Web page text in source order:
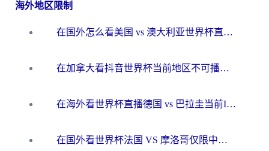
海外地区限制
在国外怎么看美国 vs 澳大利亚世界杯直播？海外党必藏的中文解说观赛指南
在加拿大看抖音世界杯当前地区不可播放？海外党体育观赛终极指南
在海外看世界杯直播德国 vs 巴拉圭当前IP受限制？这篇指南帮你轻松解决地区限制
在国外看世界杯法国 VS 摩洛哥仅限中国大陆？别让地域限制拦下你的欢呼